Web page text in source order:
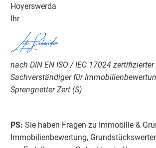
Hoyerswerda
Ihr
Lutz Schneider
nach DIN EN ISO / IEC 17024 zertifizierter
Sachverständiger für
Sprengnetter Zert (S)
PS: Sie haben Fragen zu Immobilie &
Immobilienbewertung,